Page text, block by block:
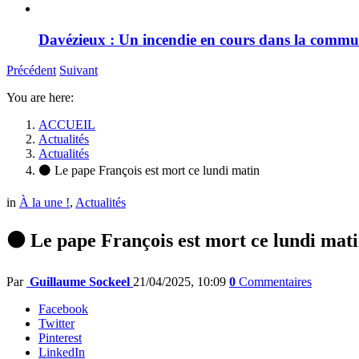
Davézieux : Un incendie en cours dans la
Précédent Suivant
You are here:
ACCUEIL
Actualités
Actualités
⚫ Le pape François est mort ce lundi matin
in À la une !, Actualités
⚫ Le pape François est mort ce lundi
Par Guillaume Sockeel 21/04/2025, 10:09 0 Commentaires
Facebook
Twitter
Pinterest
LinkedIn